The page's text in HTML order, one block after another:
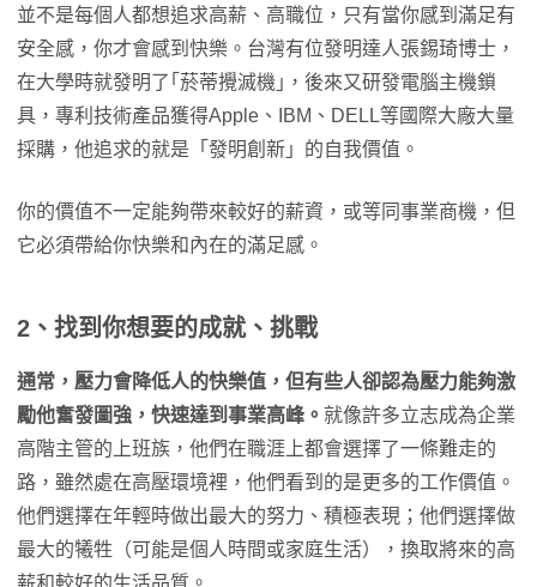
並不是每個人都想追求高薪、高職位，只有當你感到滿足有
安全感，你才會感到快樂。台灣有位發明達人張錫琦博士，
在大學時就發明了｢菸蒂攪滅機｣，後來又研發電腦主機鎖
具，專利技術產品獲得Apple、IBM、DELL等國際大廠大量
採購，他追求的就是「發明創新」的自我價值。
你的價值不一定能夠帶來較好的薪資，或等同事業商機，但
它必須帶給你快樂和內在的滿足感。
2、找到你想要的成就、挑戰
通常，壓力會降低人的快樂值，但有些人卻認為壓力能夠激
勵他奮發圖強，快速達到事業高峰。 就像許多立志成為企業
高階主管的上班族，他們在職涯上都會選擇了一條難走的
路，雖然處在高壓環境裡，他們看到的是更多的工作價值。
他們選擇在年輕時做出最大的努力、積極表現；他們選擇做
最大的犧牲（可能是個人時間或家庭生活），換取將來的高
薪和較好的生活品質。